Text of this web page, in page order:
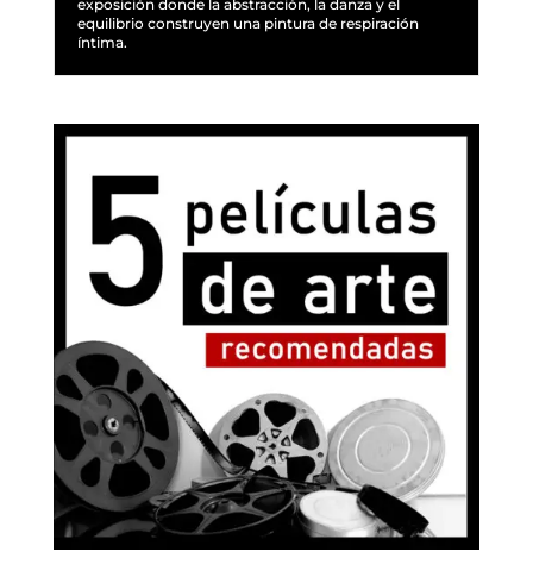
exposición donde la abstracción, la danza y el
equilibrio construyen una pintura de respiración
íntima.